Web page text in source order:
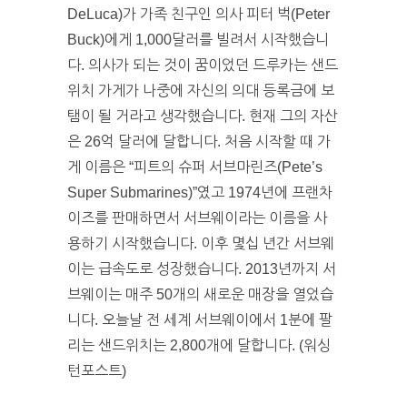
DeLuca)가 가족 친구인 의사 피터 벅(Peter
Buck)에게 1,000달러를 빌려서 시작했습니
다. 의사가 되는 것이 꿈이었던 드루카는 샌드
위치 가게가 나중에 자신의 의대 등록금에 보
탬이 될 거라고 생각했습니다. 현재 그의 자산
은 26억 달러에 달합니다. 처음 시작할 때 가
게 이름은 “피트의 슈퍼 서브마린즈(Pete’s
Super Submarines)”였고 1974년에 프랜차
이즈를 판매하면서 서브웨이라는 이름을 사
용하기 시작했습니다. 이후 몇십 년간 서브웨
이는 급속도로 성장했습니다. 2013년까지 서
브웨이는 매주 50개의 새로운 매장을 열었습
니다. 오늘날 전 세계 서브웨이에서 1분에 팔
리는 샌드위치는 2,800개에 달합니다. (워싱
턴포스트)